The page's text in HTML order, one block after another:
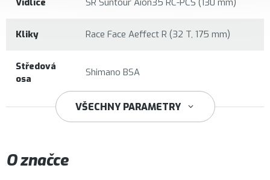
Kliky Race Face Aeffect R (32 T, 175 mm)
Středová
osa
Shimano BSA
Shimano Deore M6100
VŠECHNY PARAMETRY
O značce